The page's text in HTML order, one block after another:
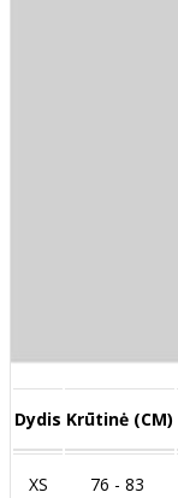
Dydis Krūtinė (CM)
XS 76 - 83